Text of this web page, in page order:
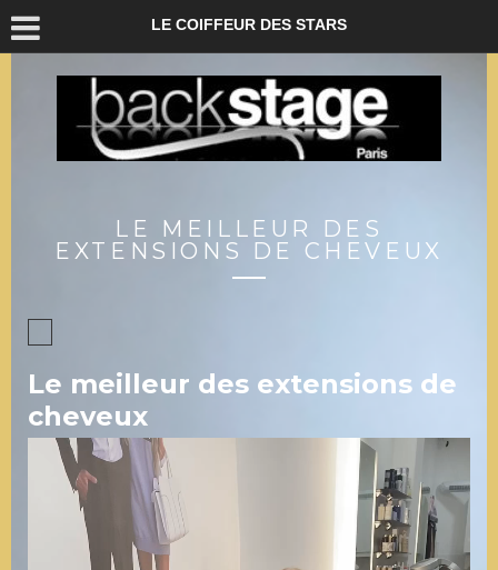
LE COIFFEUR DES STARS
LE MEILLEUR DES
EXTENSIONS DE CHEVEUX
Le meilleur des extensions de
cheveux